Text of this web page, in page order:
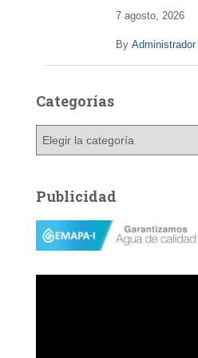
7 agosto, 2026
By Administrador
Categorías
g
o
a
Publicidad